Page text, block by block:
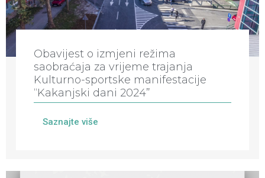
Obavijest o izmjeni režima
saobraćaja za vrijeme trajanja
Kulturno-sportske manifestacije
“Kakanjski dani 2024”
Saznajte više